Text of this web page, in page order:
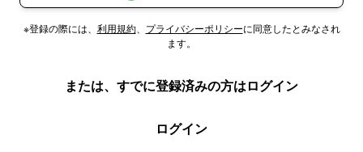
※登録の際には、 利用規約、 プライバシーポリシーに同意したとみなされ
ます。
または、すでに登録済みの方はログイン
ログイン